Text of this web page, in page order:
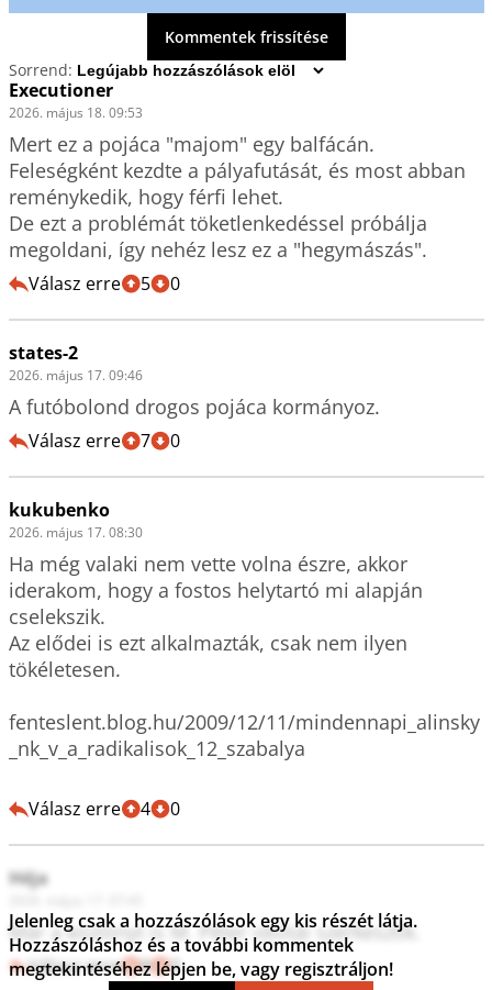
Kommentek frissítése
Sorrend:
Executioner
2026. május 18. 09:53
Mert ez a pojáca "majom" egy balfácán.
Feleségként kezdte a pályafutását, és most abban
reménykedik, hogy férfi lehet.
De ezt a problémát töketlenkedéssel próbálja
megoldani, így nehéz lesz ez a "hegymászás".
Válasz erre 5 0
states-2
2026. május 17. 09:46
A futóbolond drogos pojáca kormányoz.
Válasz erre 7 0
kukubenko
2026. május 17. 08:30
Ha még valaki nem vette volna észre, akkor
iderakom, hogy a fostos helytartó mi alapján
cselekszik.
Az elődei is ezt alkalmazták, csak nem ilyen
tökéletesen.
fenteslent.blog.hu/2009/12/11/mindennapi_alinsky
_nk_v_a_radikalisok_12_szabalya
Válasz erre 4 0
Héja
Már a közlönyt is M. Péter idiótái szerkesztik.
Válasz erre 8 0
Jelenleg csak a hozzászólások egy kis részét látja.
Hozzászóláshoz és a további kommentek
megtekintéséhez lépjen be, vagy regisztráljon!